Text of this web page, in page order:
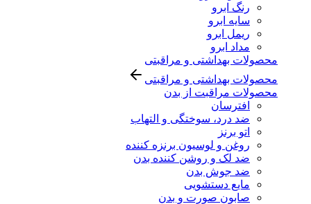
رنگ ابرو
سایه ابرو
ریمل ابرو
مداد ابرو
محصولات بهداشتی و مراقبتی
محصولات بهداشتی و مراقبتی
محصولات مراقبت از بدن
افترسان
ضد درد، سوختگی و التهاب
اتو برنز
روغن و لوسیون برنزه کننده
ضد لک و روشن کننده بدن
ضد جوش بدن
مایع دستشویی
صابون صورت و بدن